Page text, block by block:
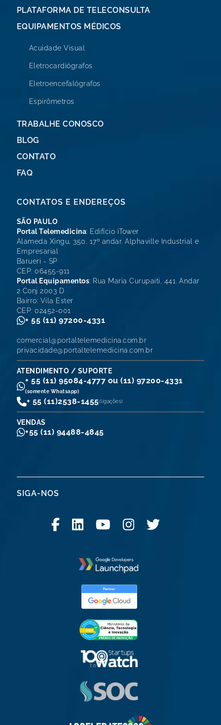
PLATAFORMA DE TELECONSULTA
EQUIPAMENTOS MÉDICOS
Acuidade Visual
Eletrocardiógrafos
Eletroencefalógrafos
Espirômetros
TRABALHE CONOSCO
BLOG
CONTATO
FAQ
CONTATOS E ENDEREÇOS
SÃO PAULO
Portal Telemedicina: Edifício iTower
Alameda Xingu, 350, 17º andar. Alphaville Industrial e
Empresarial
Barueri - SP
CEP: 06455-911
Portal Equipamentos: Rua Maria Curupaiti, 441. Andar
2 Conj 2003 D
Bairro: Vila Ester
CEP: 02452-001
+ 55 (11) 97200-4331
comercial@portaltelemedicina.com.br
privacidade@portaltelemedicina.com.br
ATENDIMENTO / SUPORTE
+ 55 (11) 95084-4777 ou (11) 97200-4331
(somente Whatsapp)
+ 55 (11)2538-1455(ligações)
VENDAS
+55 (11) 94488-4845
SIGA-NOS